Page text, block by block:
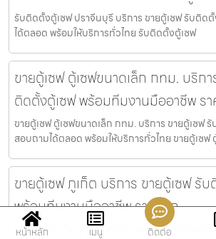
รับติดตั้งตู้เซฟ ปราจีนบุรี บริการ ขายตู้เซฟ รับติด
ได้ตลอด พร้อมให้บริการทั่วไทย รับติดตั้งตู้เซฟ
ขายตู้เซฟ ตู้เซฟขนาดเล็ก กทม. บริก
ติดตั้งตู้เซฟ พร้อมทีมงานมืออาชีพ ร
ขายตู้เซฟ ตู้เซฟขนาดเล็ก กทม. บริการ ขายตู้เซฟ
สอบถามได้ตลอด พร้อมให้บริการทั่วไทย ขายตู้เซฟ
ขายตู้เซฟ ภูเก็ต บริการ ขายตู้เซฟ รั
พร้อมทีมงานมืออาชีพ ราคาถูก
ขายตู้เซฟ ภูเก็ต บริการ ขายตู้เซฟ รับติดตั้งตู้เซฟ
หน้าหลัก เมนู ติดต่อ